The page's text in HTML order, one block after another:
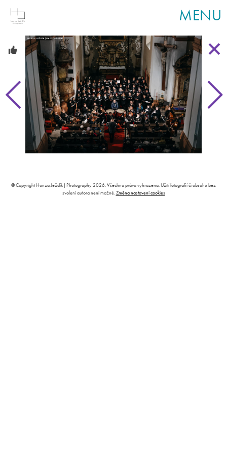
MENU
© Copyright Honza Ježdík | Photography 2026. Všechna práva vyhrazena. Užití fotografií či obsahu bez
svolení autora není možné.Změna nastavení cookies